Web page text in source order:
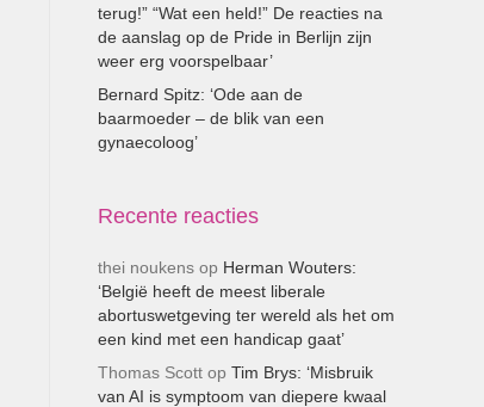
terug!” “Wat een held!” De reacties na
de aanslag op de Pride in Berlijn zijn
weer erg voorspelbaar’
Bernard Spitz: ‘Ode aan de
baarmoeder – de blik van een
gynaecoloog’
Recente reacties
thei noukensop Herman Wouters:
‘België heeft de meest liberale
abortuswetgeving ter wereld als het om
een kind met een handicap gaat’
Thomas Scottop Tim Brys: ‘Misbruik
van AI is symptoom van diepere kwaal